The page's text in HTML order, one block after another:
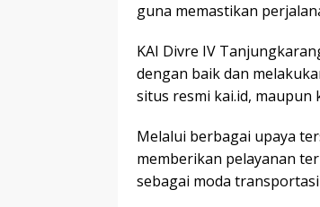
guna memastikan
KAI Divre IV
dengan baik dan
situs resmi kai.id, maupun
Melalui berbagai upaya
memberikan pelayanan
sebagai moda